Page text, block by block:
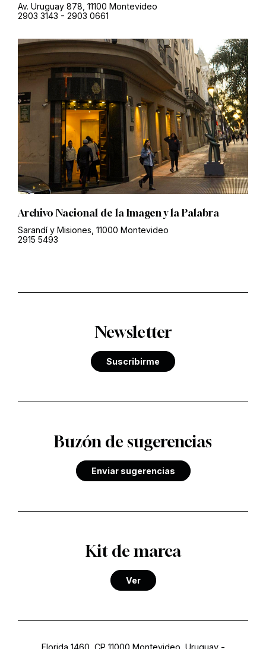
Av. Uruguay 878, 11100 Montevideo
2903 3143 - 2903 0661
Archivo Nacional de la Imagen y la Palabra
Sarandí y Misiones, 11000 Montevideo
2915 5493
Newsletter
Suscribirme
Buzón de sugerencias
Enviar sugerencias
Kit de marca
Ver
Florida 1460, CP 11000 Montevideo, Uruguay-